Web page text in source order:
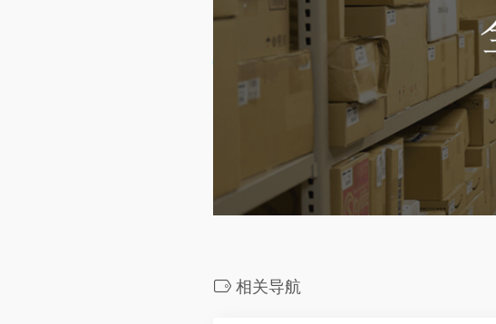
相关导航